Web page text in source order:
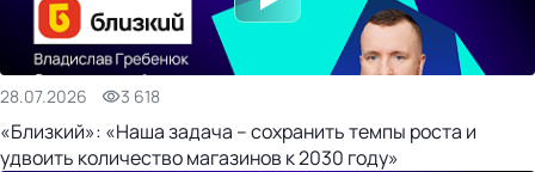
28.07.2026 3 618
«Близкий»: «Наша задача – сохранить темпы роста и
удвоить количество магазинов к 2030 году»